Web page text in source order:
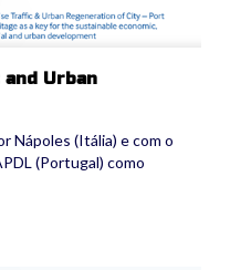
Urban
Nápoles (Itália) e com o
(Portugal) como